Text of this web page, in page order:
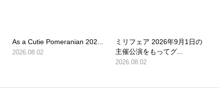
As a Cutie Pomeranian 202...
2026.08.02
ミリフェア 2026年9月1日の
主催公演をもってグ...
2026.08.02